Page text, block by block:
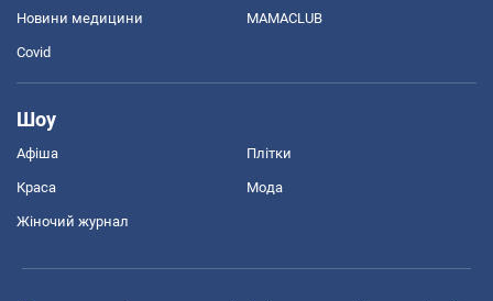
Новини медицини MAMACLUB
Covid
Шоу
Афіша Плітки
Краса Мода
Жіночий журнал